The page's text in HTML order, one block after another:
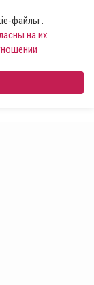
файлы .
на их